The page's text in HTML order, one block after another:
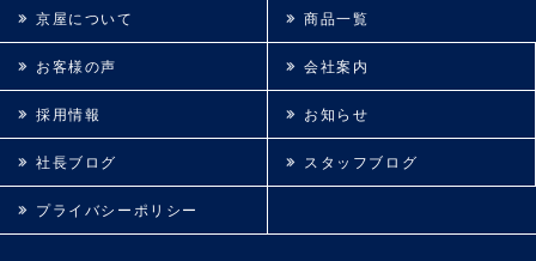
京屋について 商品一覧
お客様の声 会社案内
採用情報 お知らせ
社長ブログ スタッフブログ
プライバシーポリシー